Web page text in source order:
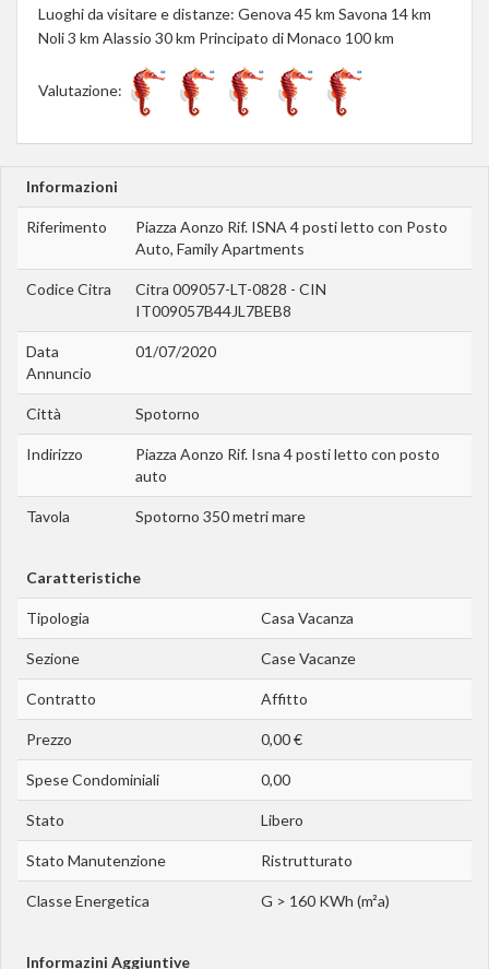
Luoghi da visitare e distanze: Genova 45 km Savona 14 km
Noli 3 km Alassio 30 km Principato di Monaco 100 km
Valutazione:
Informazioni
Riferimento
Piazza Aonzo Rif. ISNA 4 posti letto con Posto
Auto, Family Apartments
Codice Citra
Citra 009057-LT-0828 - CIN
IT009057B44JL7BEB8
Data
Annuncio
01/07/2020
Città Spotorno
Indirizzo
Piazza Aonzo Rif. Isna 4 posti letto con posto
auto
Tavola Spotorno 350 metri mare
Caratteristiche
Tipologia Casa Vacanza
Sezione Case Vacanze
Contratto Affitto
Prezzo 0,00 €
Spese Condominiali 0,00
Stato Libero
Stato Manutenzione Ristrutturato
Classe Energetica G > 160 KWh (m²a)
Informazini Aggiuntive